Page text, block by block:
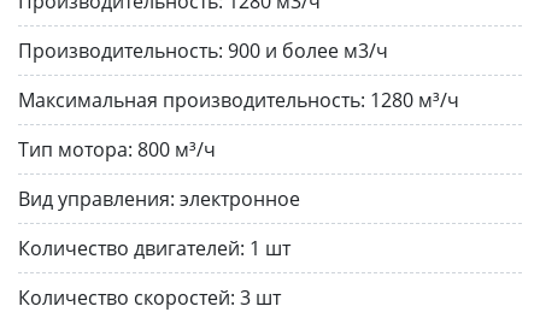
Производительность: 900 и более м3/ч
Максимальная производительность: 1280 м³/ч
Тип мотора: 800 м³/ч
Вид управления: электронное
Количество двигателей: 1 шт
Количество скоростей: 3 шт